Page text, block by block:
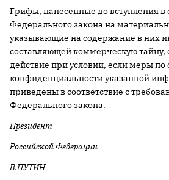
Грифы, нанесенные до вступления в
Федерального закона на
указывающие на содержание в них
составляющей коммерческую тайну,
действие при условии, если меры по
конфиденциальности указанной
приведены в соответствие с
Федерального закона.
Президент
Российской Федерации
В.ПУТИН